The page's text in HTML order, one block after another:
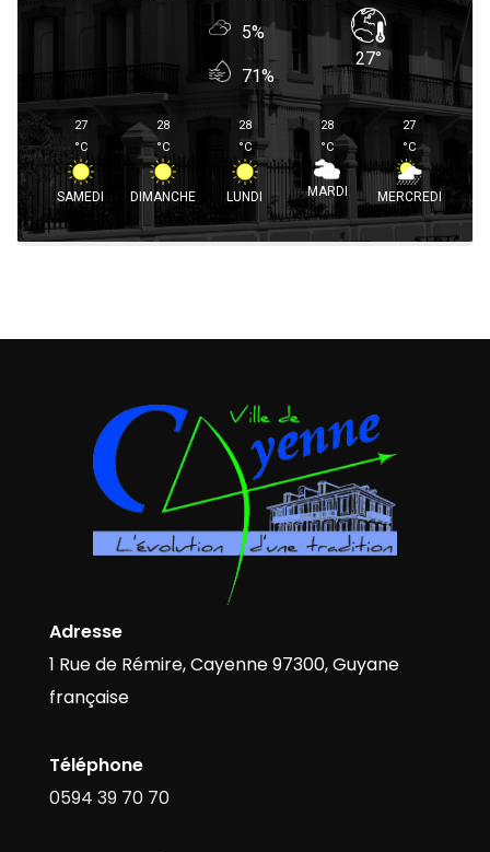
5%
71%
27°
27
°C
SAMEDI
28
°C
DIMANCHE
28
°C
LUNDI
28
°C
MARDI
27
°C
MERCREDI
Adresse
1 Rue de Rémire, Cayenne 97300, Guyane
française
Téléphone
0594 39 70 70